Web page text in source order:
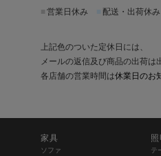
営業日休み 配送・出荷休
上記色のついた定休日には、
メールの返信及び商品の出荷は
各店舗の営業時間は休業日のお
家具
ソファ
テ